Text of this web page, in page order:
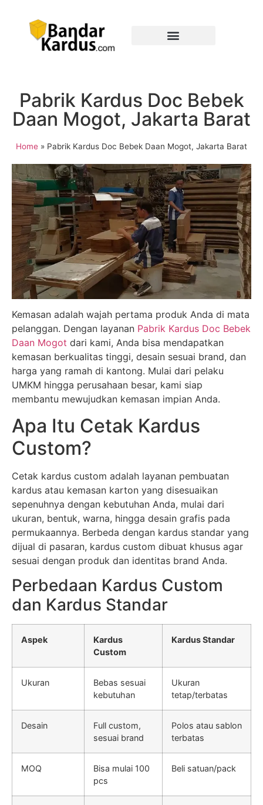
Pabrik Kardus Doc Bebek
Daan Mogot, Jakarta Barat
Home » Pabrik Kardus Doc Bebek Daan Mogot, Jakarta Barat
Kemasan adalah wajah pertama produk Anda di mata
pelanggan. Dengan layanan Pabrik Kardus Doc Bebek
Daan Mogot dari kami, Anda bisa mendapatkan
kemasan berkualitas tinggi, desain sesuai brand, dan
harga yang ramah di kantong. Mulai dari pelaku
UMKM hingga perusahaan besar, kami siap
membantu mewujudkan kemasan impian Anda.
Apa Itu Cetak Kardus
Custom?
Cetak kardus custom adalah layanan pembuatan
kardus atau kemasan karton yang disesuaikan
sepenuhnya dengan kebutuhan Anda, mulai dari
ukuran, bentuk, warna, hingga desain grafis pada
permukaannya. Berbeda dengan kardus standar yang
dijual di pasaran, kardus custom dibuat khusus agar
sesuai dengan produk dan identitas brand Anda.
Perbedaan Kardus Custom
dan Kardus Standar
Aspek
Kardus
Custom
Kardus Standar
Ukuran
Bebas sesuai
kebutuhan
Ukuran
tetap/terbatas
Desain
Full custom,
sesuai brand
Polos atau sablon
terbatas
MOQ
Bisa mulai 100
pcs
Beli satuan/pack